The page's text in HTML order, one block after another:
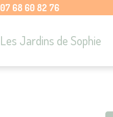
07 68 60 82 76
Les Jardins de Sophie